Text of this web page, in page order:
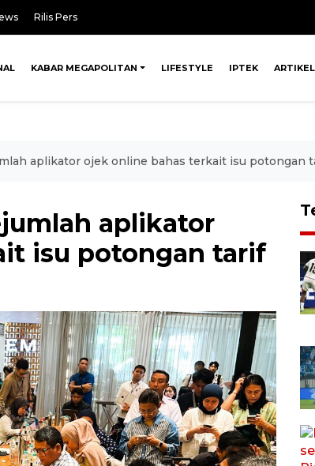
Rilis Pers
KABAR MEGAPOLITAN LIFESTYLE IPTEK ARTIKEL
aplikator ojek online bahas terkait isu potongan
aplikator
isu potongan tarif